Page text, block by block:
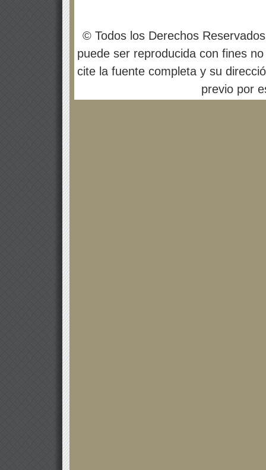
© Todos los Derechos
puede ser reproducida con fines
cite la fuente completa y su
previo por